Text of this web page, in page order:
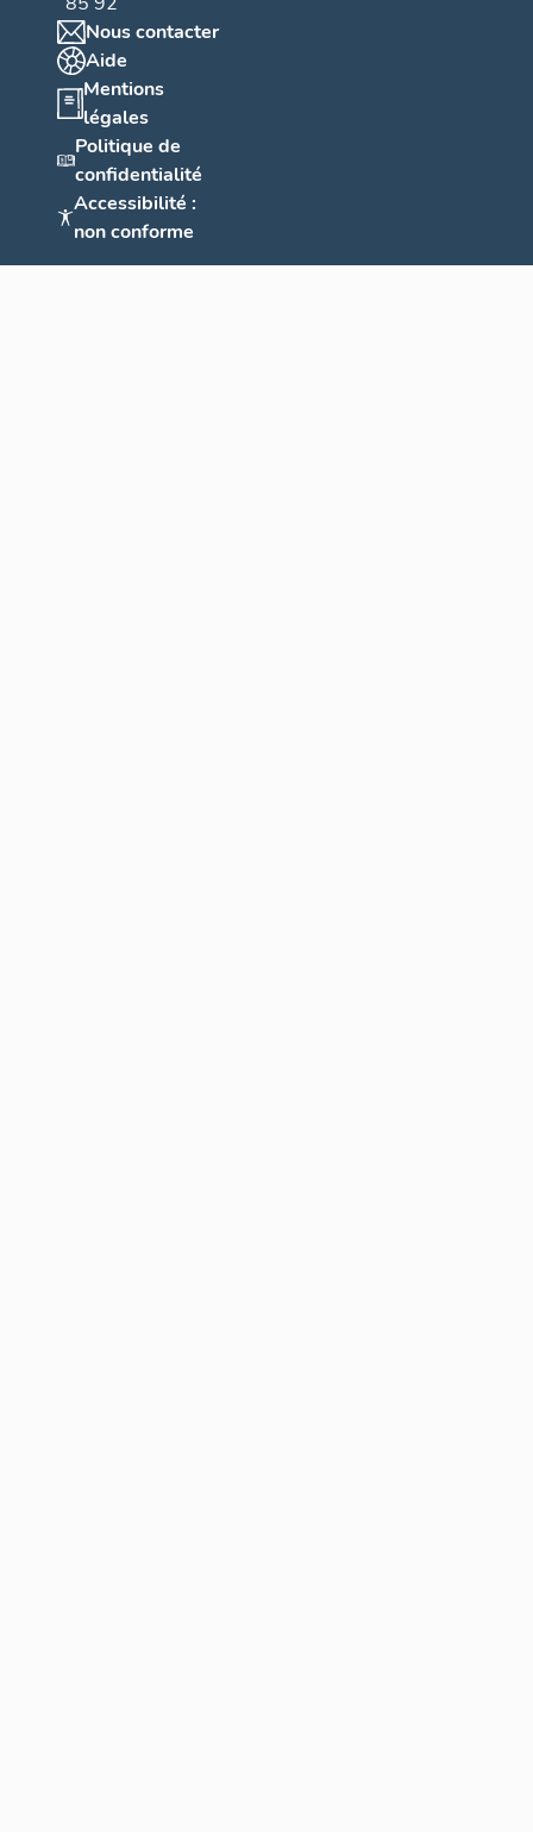
Nous contacter
Aide
Mentions
légales
Politique de
confidentialité
Accessibilité :
non conforme